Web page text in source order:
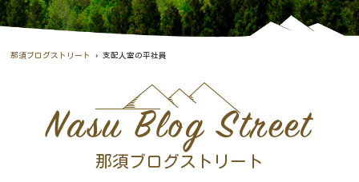
那須ブログストリート › 支配人室の平社員
Nasu Blog Street
那須ブログストリート